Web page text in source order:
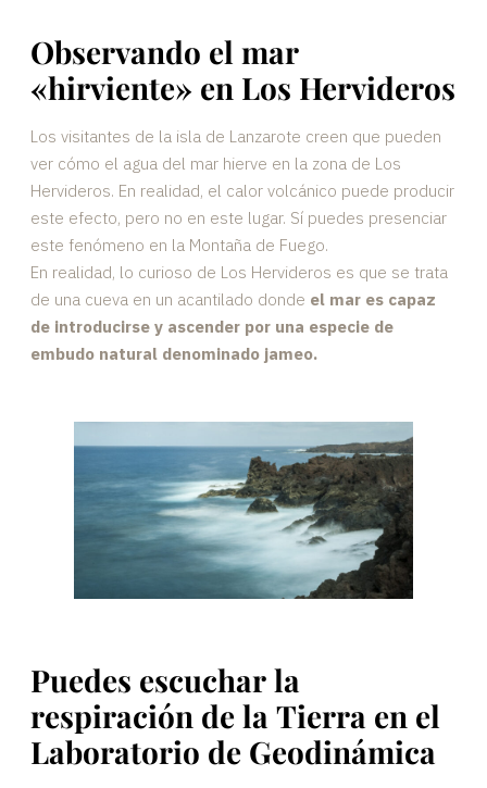
Observando el mar
«hirviente» en Los Hervideros
Los visitantes de la isla de Lanzarote creen que pueden
ver cómo el agua del mar hierve en la zona de Los
Hervideros. En realidad, el calor volcánico puede producir
este efecto, pero no en este lugar. Sí puedes presenciar
este fenómeno en la Montaña de Fuego.
En realidad, lo curioso de Los Hervideros es que se trata
de una cueva en un acantilado donde el mar es capaz
de introducirse y ascender por una especie de
embudo natural denominado jameo.
Puedes escuchar la
respiración de la Tierra en el
Laboratorio de Geodinámica